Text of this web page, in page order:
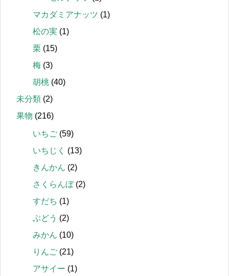
マカダミアナッツ (1)
松の実 (1)
栗 (15)
梅 (3)
胡桃 (40)
未分類 (2)
果物 (216)
いちご (59)
いちじく
(13)
きんかん (2)
さくらんぼ(2)
すだち (1)
ぶどう (2)
みかん (10)
りんご (21)
アサイー (1)